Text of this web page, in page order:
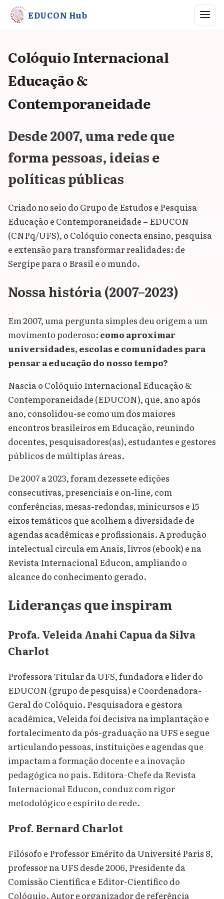
EDUCON Hub Abrir
Colóquio Internacional
Educação &
Contemporaneidade
Desde 2007, uma rede que
forma pessoas, ideias e
políticas públicas
Criado no seio do Grupo de Estudos e Pesquisa
Educação e Contemporaneidade – EDUCON
(CNPq/UFS), o Colóquio conecta ensino, pesquisa
e extensão para transformar realidades: de
Sergipe para o Brasil e o mundo.
Nossa história (2007–2023)
Em 2007, uma pergunta simples deu origem a um
movimento poderoso: como aproximar
universidades, escolas e comunidades para
pensar a educação do nosso tempo?
Nascia o Colóquio Internacional Educação &
Contemporaneidade (EDUCON), que, ano após
ano, consolidou-se como um dos maiores
encontros brasileiros em Educação, reunindo
docentes, pesquisadores(as), estudantes e gestores
públicos de múltiplas áreas.
De 2007 a 2023, foram dezessete edições
consecutivas, presenciais e on-line, com
conferências, mesas-redondas, minicursos e 15
eixos temáticos que acolhem a diversidade de
agendas acadêmicas e profissionais. A produção
intelectual circula em Anais, livros (ebook) e na
Revista Internacional Educon, ampliando o
alcance do conhecimento gerado.
Lideranças que inspiram
Profa. Veleida Anahi Capua da Silva
Charlot
Professora Titular da UFS, fundadora e líder do
EDUCON (grupo de pesquisa) e Coordenadora-
Geral do Colóquio. Pesquisadora e gestora
acadêmica, Veleida foi decisiva na implantação e
fortalecimento da pós-graduação na UFS e segue
articulando pessoas, instituições e agendas que
impactam a formação docente e a inovação
pedagógica no país. Editora-Chefe da Revista
Internacional Educon, conduz com rigor
metodológico e espírito de rede.
Prof. Bernard Charlot
Filósofo e Professor Emérito da Université Paris 8,
professor na UFS desde 2006, Presidente da
Comissão Científica e Editor-Científico do
Colóquio. Autor e organizador de referência